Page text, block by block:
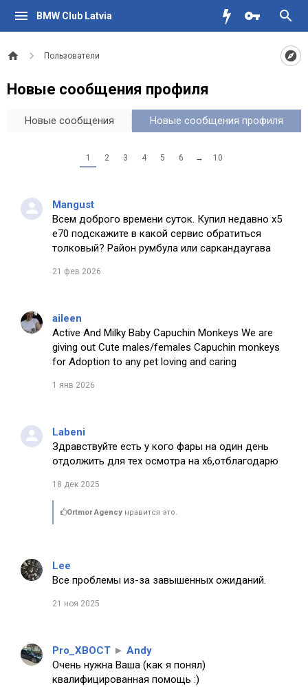
BMW Club Latvia
Пользователи
Новые сообщения профиля
Новые сообщения Новые сообщения профиля
1 2 3 4 5 6 → 10
Mangust
Всем доброго времени суток. Купил недавно х5
е70 подскажите в какой сервис обратиться
толковый? Район румбула или саркандаугава
21 фев 2026
aileen
Active And Milky Baby Capuchin Monkeys We are
giving out Cute males/females Capuchin monkeys
for Adoption to any pet loving and caring
1 янв 2026
Labeni
Здравствуйте есть у кого фары на один день
отдолжить для тех осмотра на х6,отблагодарю
18 дек 2025
Ortmor Agency нравится это.
Lee
Все проблемы из-за завышенных ожиданий.
21 ноя 2025
Pro_XBOCT ► Andy
Очень нужна Ваша (как я понял)
квалифицированная помощь :)